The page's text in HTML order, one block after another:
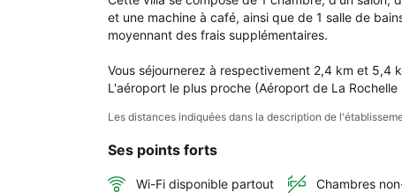
et une machine à café, ainsi que de 1 salle de
moyennant des frais supplémentaires.
Vous séjournerez à respectivement 2,4 km et 5,4
L'aéroport le plus proche (Aéroport de La
Les distances indiquées dans la description de
Ses points forts
Wi-Fi disponible partout Chambres